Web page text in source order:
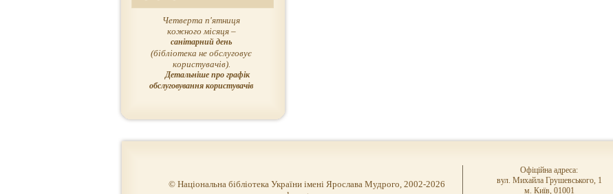
Четверта п'ятниця
кожного місяця –
санітарний день
(бібліотека не обслуговує
користувачів).
Детальніше про графік
обслуговування користувачів
© Національна бібліотека України імені Ярослава Мудрого, 2002-2026
Офіційна адреса:
вул. Михайла Грушевського, 1
м. Київ, 01001